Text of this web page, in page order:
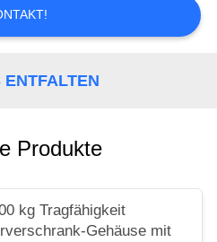
ENTFALTEN
Produkte
kg Tragfähigkeit
Gehäuse mit